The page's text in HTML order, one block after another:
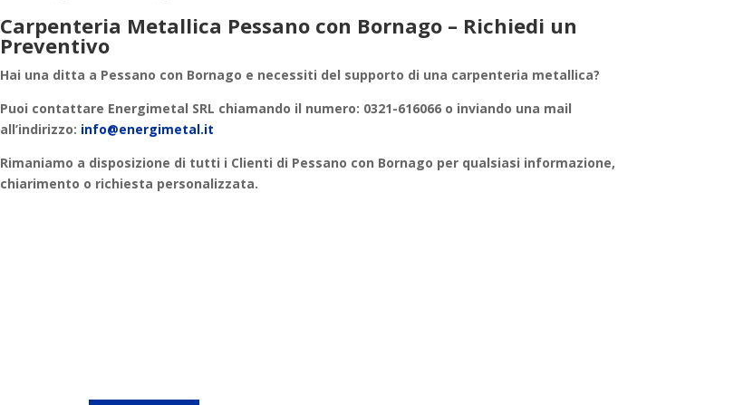
Carpenteria Metallica Pessano con Bornago – Richiedi un
Preventivo
Hai una ditta a Pessano con Bornago e necessiti del supporto di una carpenteria metallica?
Puoi contattare Energimetal SRL chiamando il numero: 0321-616066 o inviando una mail
all’indirizzo: info@energimetal.it
Rimaniamo a disposizione di tutti i Clienti di Pessano con Bornago per qualsiasi informazione,
chiarimento o richiesta personalizzata.